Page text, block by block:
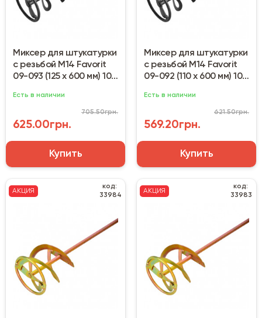
Миксер для штукатурки
с резьбой М14 Favorit
09-093 (125 x 600 мм) 10-
Есть в наличии
625.00грн.
705.50грн.
Купить
Миксер для штукатурки
с резьбой М14 Favorit
09-092 (110 x 600 мм) 10-
Есть в наличии
569.20грн.
621.50грн.
Купить
АКЦИЯ
код:
33984
АКЦИЯ
код:
33983